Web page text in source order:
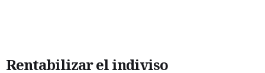
Rentabilizar el indiviso